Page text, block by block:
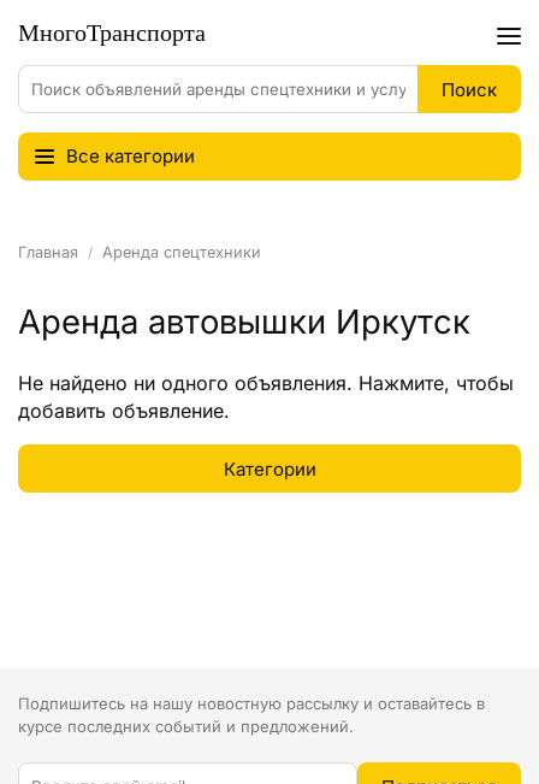
Все категории
Главная Аренда спецтехники
Аренда автовышки Иркутск
Не найдено ни одного объявления. Нажмите, чтобы
добавить объявление.
Подпишитесь на нашу новостную рассылку и оставайтесь в
курсе последних событий и предложений.